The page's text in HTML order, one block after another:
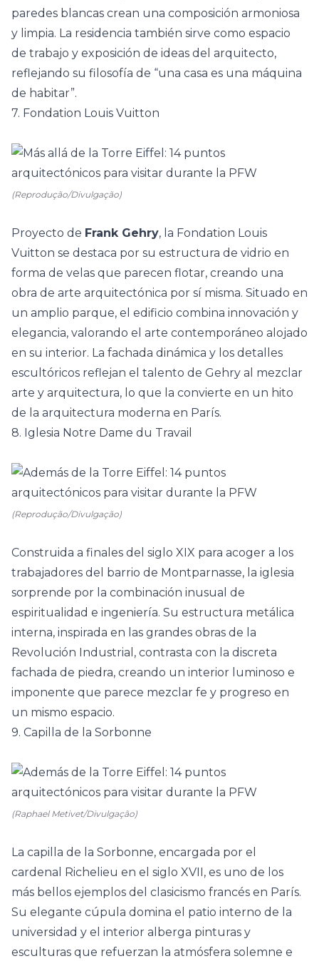
paredes blancas crean una composición armoniosa
y limpia. La residencia también sirve como espacio
de trabajo y exposición de ideas del arquitecto,
reflejando su filosofía de “una casa es una máquina
de habitar”.
7. Fondation Louis Vuitton
(Reprodução/Divulgação)
Proyecto de Frank Gehry, la Fondation Louis
Vuitton se destaca por su estructura de vidrio en
forma de velas que parecen flotar, creando una
obra de arte arquitectónica por sí misma. Situado en
un amplio parque, el edificio combina innovación y
elegancia, valorando el arte contemporáneo alojado
en su interior. La fachada dinámica y los detalles
escultóricos reflejan el talento de Gehry al mezclar
arte y arquitectura, lo que la convierte en un hito
de la arquitectura moderna en París.
8. Iglesia Notre Dame du Travail
(Reprodução/Divulgação)
Construida a finales del siglo XIX para acoger a los
trabajadores del barrio de Montparnasse, la iglesia
sorprende por la combinación inusual de
espiritualidad e ingeniería. Su estructura metálica
interna, inspirada en las grandes obras de la
Revolución Industrial, contrasta con la discreta
fachada de piedra, creando un interior luminoso e
imponente que parece mezclar fe y progreso en
un mismo espacio.
9. Capilla de la Sorbonne
(Raphael Metivet/Divulgação)
La capilla de la Sorbonne, encargada por el
cardenal Richelieu en el siglo XVII, es uno de los
más bellos ejemplos del clasicismo francés en París.
Su elegante cúpula domina el patio interno de la
universidad y el interior alberga pinturas y
esculturas que refuerzan la atmósfera solemne e